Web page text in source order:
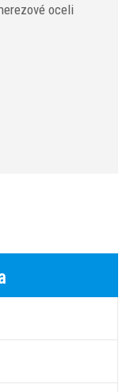
oceli